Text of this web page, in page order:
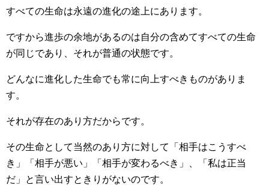
すべての生命は永遠の進化の途上にあります。
ですから進歩の余地があるのは自分の含めてすべての生命
が同じであり、それが普通の状態です。
どんなに進化した生命でも常に向上すべきものがありま
す。
それが存在のあり方だからです。
その生命として当然のあり方に対して「相手はこうすべ
き」「相手が悪い」「相手が変わるべき」、「私は正当
だ」と言い出すときりがないのです。